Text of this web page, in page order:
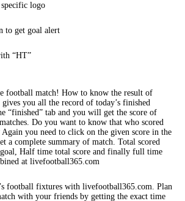
specific logo
to get goal alert
“HT”
football match! How to know the result of
you all the record of today’s finished
“finished” tab and you will get the score of
Do you want to know that who scored
you need to click on the given score in the
a complete summary of match. Total scored
Half time total score and finally full time
at livefootball365.com
football fixtures with livefootball365.com. Plan
with your friends by getting the exact time